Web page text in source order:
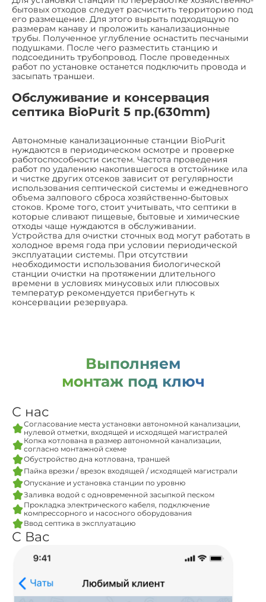
бытовых отходов следует расчистить территорию под
его размещение. Для этого вырыть подходящую по
размерам канаву и проложить канализационные
трубы. Полученное углубление оснастить песчаными
подушками. После чего разместить станцию и
подсоединить трубопровод. После проведенных
работ по установке останется подключить провода и
засыпать траншеи.
Обслуживание и консервация
септика BioPurit 5 пр.(630mm)
Автономные канализационные станции BioPurit
нуждаются в периодическом осмотре и проверке
работоспособности систем. Частота проведения
работ по удалению накопившегося в отстойнике ила
и чистке других отсеков зависит от регулярности
использования септической системы и ежедневного
объема залпового сброса хозяйственно-бытовых
стоков. Кроме того, стоит учитывать, что септики в
которые сливают пищевые, бытовые и химические
отходы чаще нуждаются в обслуживании.
Устройства для очистки сточных вод могут работать в
холодное время года при условии периодической
эксплуатации системы. При отсутствии
необходимости использования биологической
станции очистки на протяжении длительного
времени в условиях минусовых или плюсовых
температур рекомендуется прибегнуть к
консервации резервуара.
Выполняем
монтаж под ключ
С нас
Согласование места установки автономной канализации,
нулевой отметки, входящей и исходящей магистралей
Копка котлована в размер автономной канализации,
согласно монтажной схеме
Обустройство дна котлована, траншей
Пайка врезки / врезок входящей / исходящей магистрали
Опускание и установка станции по уровню
Заливка водой с одновременной засыпкой песком
Прокладка электрического кабеля, подключение
компрессорного и насосного оборудования
Ввод септика в эксплуатацию
С Вас